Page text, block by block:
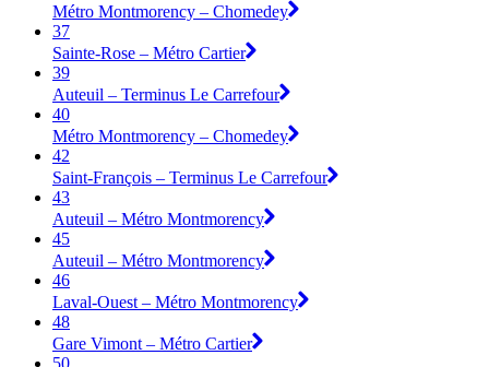
Métro Montmorency – Chomedey
37
Sainte-Rose – Métro Cartier
39
Auteuil – Terminus Le Carrefour
40
Métro Montmorency – Chomedey
42
Saint-François – Terminus Le Carrefour
43
Auteuil – Métro Montmorency
45
Auteuil – Métro Montmorency
46
Laval-Ouest – Métro Montmorency
48
Gare Vimont – Métro Cartier
50